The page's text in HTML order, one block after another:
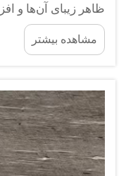
ظاهر زیبای آن‌ها و
کوارتزیت سنگی
برابر حرارت،
عملکرد خوبی دارد.
مشاهده بیشتر